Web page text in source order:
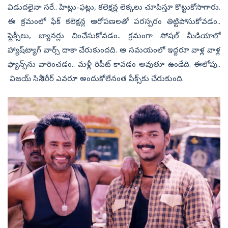
విడుదలైనా సరే.. హిట్లు-ఫట్లు, కలెక్షన్ల లెక్కలు చూపిస్తూ కొట్టుకోసాగారు.
ఈ క్రమంలో ఫేక్‌ కలెక్షన్ల ఆరోపణలతో పరస్పరం తిట్టిపోసుకోవడం..
ఫ్లెక్సీలు, బ్యానర్లు చించేసుకోవడం.. క్రమంగా సోషల్‌ మీడియాలో
హ్యాష్‌ట్యాగ్‌ వార్స్‌ దాకా చేరుకుందది. ఆ సమయంలో ఇద్దరూ వాళ్ల వాళ్ల
ఫ్యాన్స్‌ను వారించడం.. మళ్లీ రిపీట్‌ కావడం అవుతూ ఉండేది. ఈలోపు..
విజయ్‌ సినీ కెరీర్‌ ఎవరూ అందుకోలేనంత పీక్స్‌కు చేరుకుంది.